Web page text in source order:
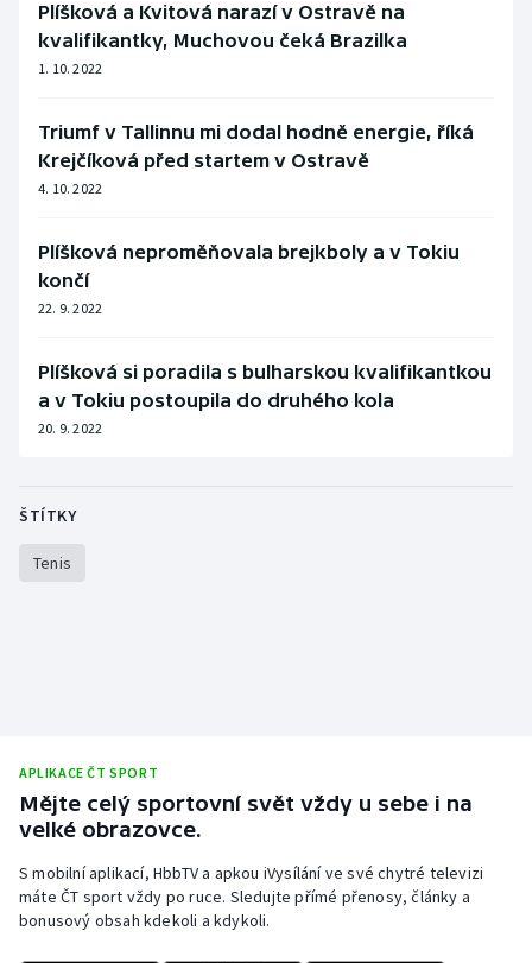
Plíšková a Kvitová narazí v Ostravě na
kvalifikantky, Muchovou čeká Brazilka
1. 10. 2022
Triumf v Tallinnu mi dodal hodně energie, říká
Krejčíková před startem v Ostravě
4. 10. 2022
Plíšková neproměňovala brejkboly a v Tokiu
končí
22. 9. 2022
Plíšková si poradila s bulharskou kvalifikantkou
a v Tokiu postoupila do druhého kola
20. 9. 2022
ŠTÍTKY
Tenis
APLIKACE ČT SPORT
Mějte celý sportovní svět vždy u sebe i na
velké obrazovce.
S mobilní aplikací, HbbTV a apkou iVysílání ve své chytré televizi
máte ČT sport vždy po ruce. Sledujte přímé přenosy, články a
bonusový obsah kdekoli a kdykoli.